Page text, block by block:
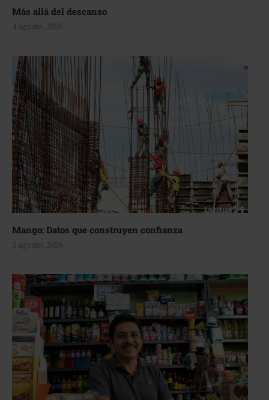
Más allá del descanso
4 agosto, 2026
Mango: Datos que construyen confianza
3 agosto, 2026